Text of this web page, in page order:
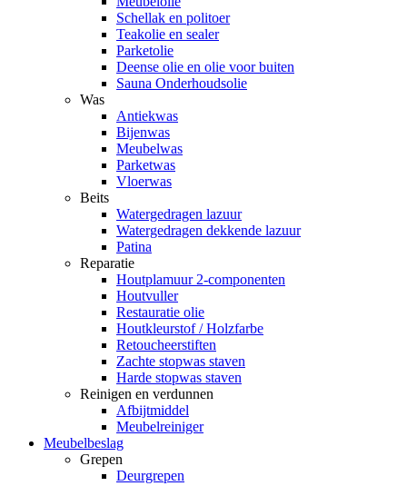
Schellak en politoer
Teakolie en sealer
Parketolie
Deense olie en olie voor buiten
Sauna Onderhoudsolie
Was
Antiekwas
Bijenwas
Meubelwas
Parketwas
Vloerwas
Beits
Watergedragen lazuur
Watergedragen dekkende lazuur
Patina
Reparatie
Houtplamuur 2-componenten
Houtvuller
Restauratie olie
Houtkleurstof / Holzfarbe
Retoucheerstiften
Zachte stopwas staven
Harde stopwas staven
Reinigen en verdunnen
Afbijtmiddel
Meubelreiniger
Meubelbeslag
Grepen
Deurgrepen